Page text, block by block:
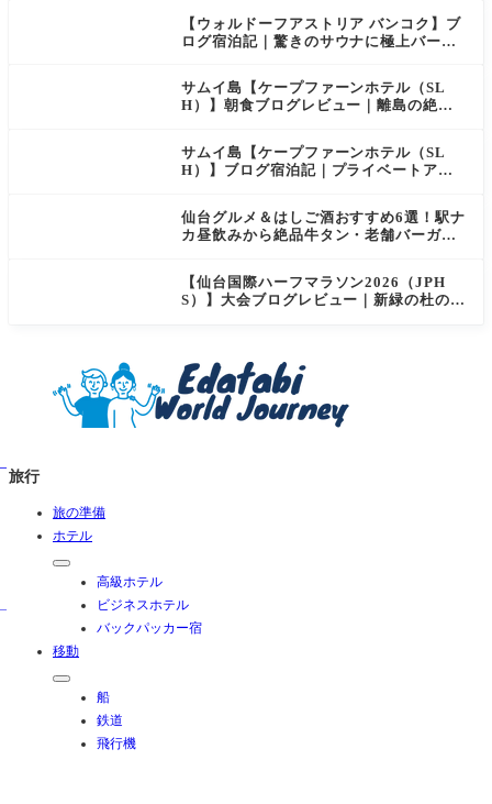
【ウォルドーフアストリア バンコク】ブ
ログ宿泊記｜驚きのサウナに極上バー＆
サムイ島【ケープファーンホテル（SL
H）】朝食ブログレビュー｜離島の絶景×
サムイ島【ケープファーンホテル（SL
H）】ブログ宿泊記｜プライベートアイ
仙台グルメ＆はしご酒おすすめ6選！駅ナ
カ昼飲みから絶品牛タン・老舗バーガー
【仙台国際ハーフマラソン2026（JPH
S）】大会ブログレビュー｜新緑の杜の都
旅行
旅の準備
ホテル
高級ホテル
ビジネスホテル
バックパッカー宿
移動
船
鉄道
飛行機